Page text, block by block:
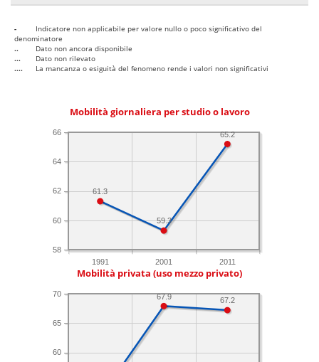
-
Indicatore non applicabile per valore nullo o poco significativo del
denominatore
..
Dato non ancora disponibile
...
Dato non rilevato
....
La mancanza o esiguità del fenomeno rende i valori non significativi
Mobilità giornaliera per studio o lavoro
1991 2001 2011
58
60
62
64
66 65.2
59.3
61.3
Mobilità privata (uso mezzo privato)
60
65
70
67.2
67.9